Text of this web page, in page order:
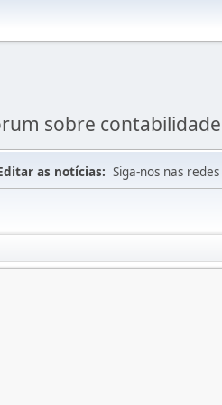
sobre
as notícias: Siga-nos nas